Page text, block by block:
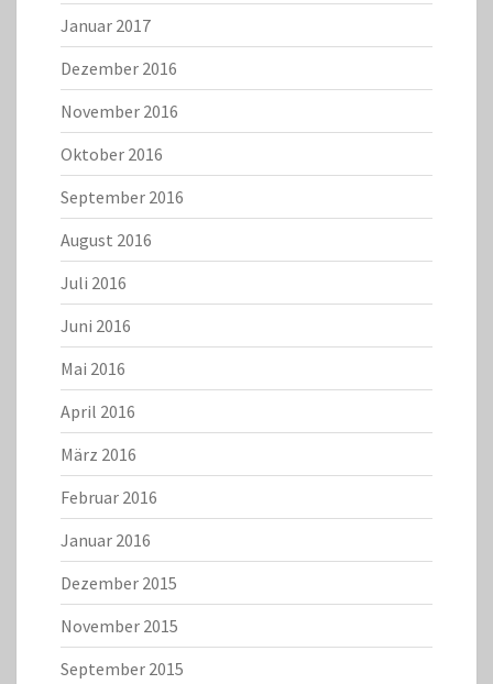
Januar 2017
Dezember 2016
November 2016
Oktober 2016
September 2016
August 2016
Juli 2016
Juni 2016
Mai 2016
April 2016
März 2016
Februar 2016
Januar 2016
Dezember 2015
November 2015
September 2015